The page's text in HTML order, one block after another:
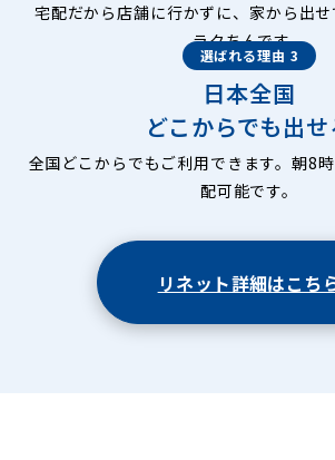
宅配だから店舗に行かずに、家から出
ラクちんです。
選ばれる理由 3
日本全国
どこからでも出せ
全国どこからでもご利用できます。朝8
配可能です。
リネット詳細はこち